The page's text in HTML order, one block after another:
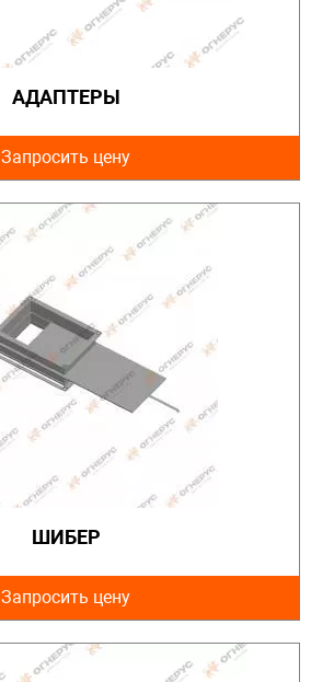
АДАПТЕРЫ
Запросить цену
ШИБЕР
Запросить цену